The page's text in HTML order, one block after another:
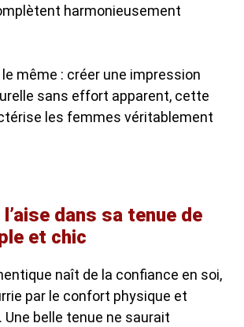
harmonieusement
le même : créer une impression
sans effort apparent, cette
les femmes véritablement
dans sa tenue de
et chic
naît de la confiance en soi,
par le confort physique et
Une belle tenue ne saurait